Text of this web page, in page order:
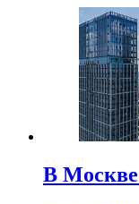
В Москве